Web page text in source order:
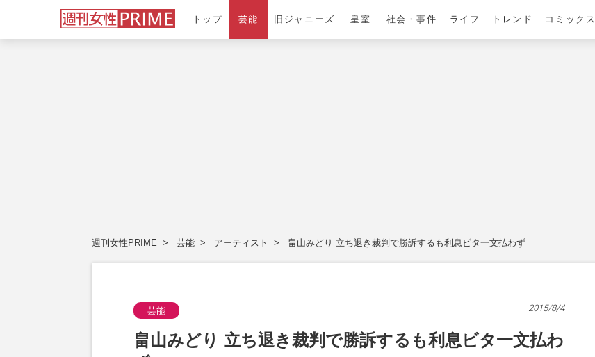
トップ 芸能 旧ジャニーズ 皇室 社会・事件 ライフ トレンド コミックス
週刊女性PRIME 芸能 アーティスト 畠山みどり 立ち退き裁判で勝訴するも利息ビタ一文払わず
芸能 2015/8/4
畠山みどり 立ち退き裁判で勝訴するも利息ビタ一文払わ